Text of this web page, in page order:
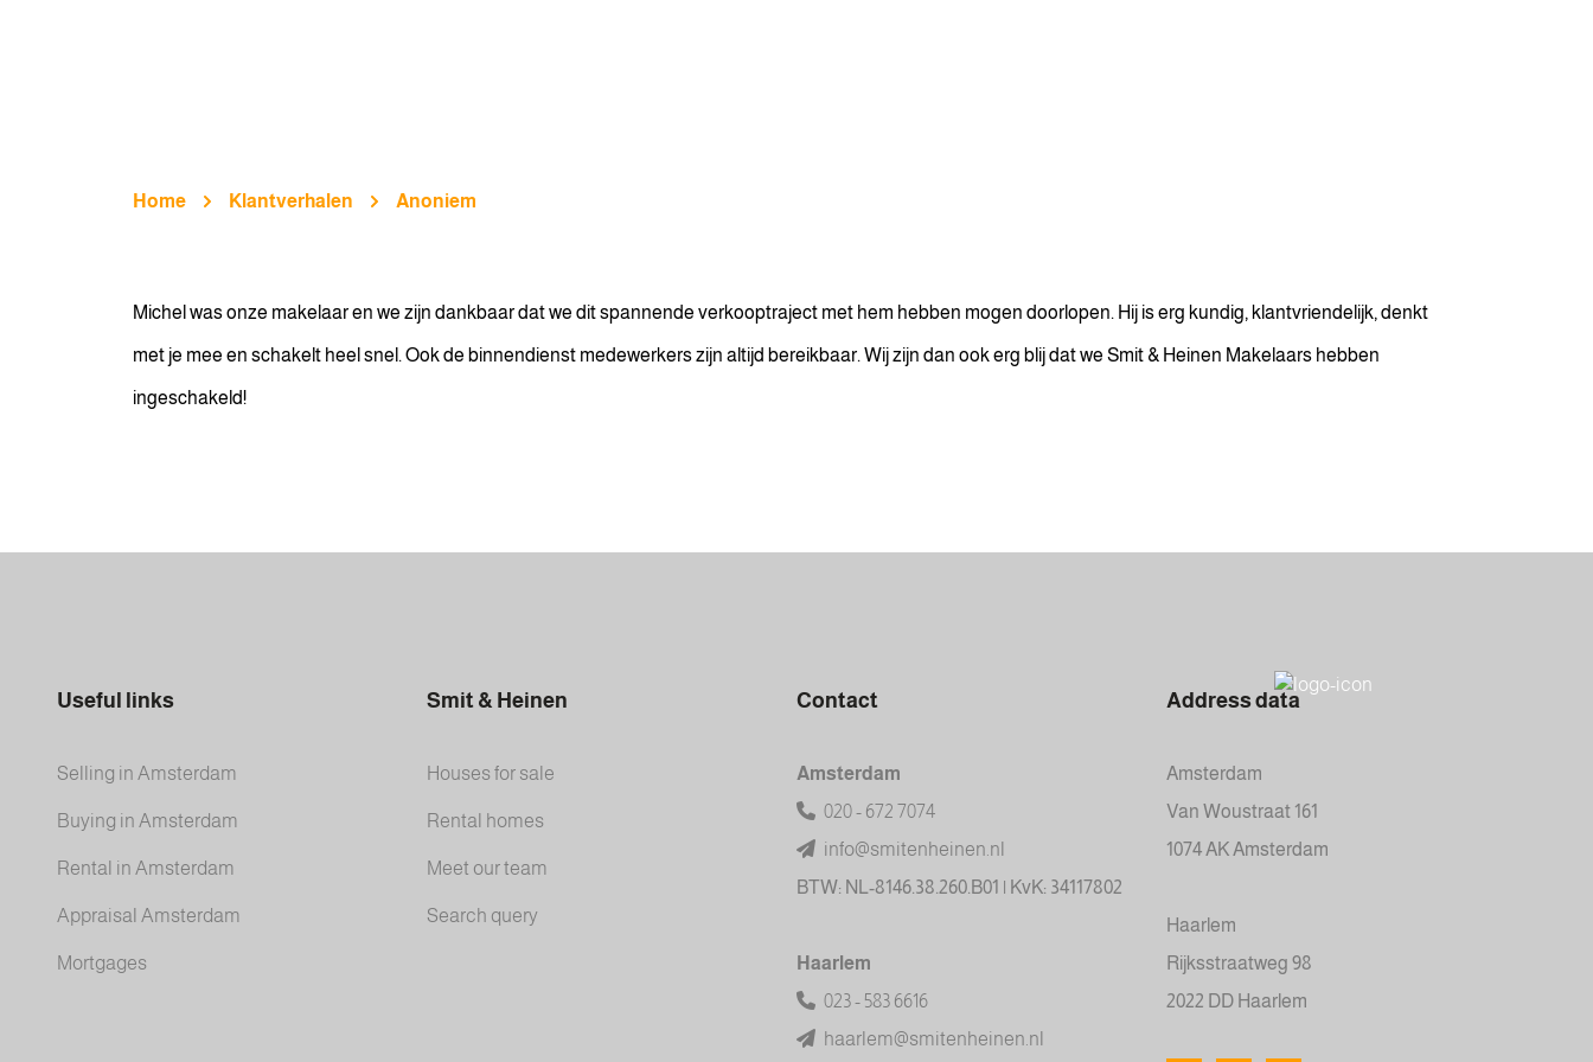
Home Klantverhalen Anoniem
Michel was onze makelaar en we zijn dankbaar dat we dit spannende verkooptraject met hem hebben mogen doorlopen. Hij is erg kundig, klantvriendelijk, denkt
met je mee en schakelt heel snel. Ook de binnendienst medewerkers zijn altijd bereikbaar. Wij zijn dan ook erg blij dat we Smit & Heinen Makelaars hebben
ingeschakeld!
Useful links
Selling in Amsterdam
Buying in Amsterdam
Rental in Amsterdam
Appraisal Amsterdam
Mortgages
Smit & Heinen
Houses for sale
Rental homes
Meet our team
Search query
Contact
Amsterdam
020 - 672 7074
info@smitenheinen.nl
BTW: NL-8146.38.260.B01 | KvK: 34117802
Haarlem
023 - 583 6616
haarlem@smitenheinen.nl
Address data
Amsterdam
Van Woustraat 161
1074 AK Amsterdam
Haarlem
Rijksstraatweg 98
2022 DD Haarlem